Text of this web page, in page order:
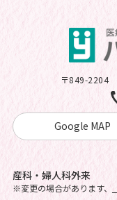
〒849-2204
Google MAP
産科・婦人科外来
※変更の場合があります、